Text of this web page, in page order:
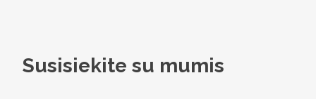
Susisiekite su mumis